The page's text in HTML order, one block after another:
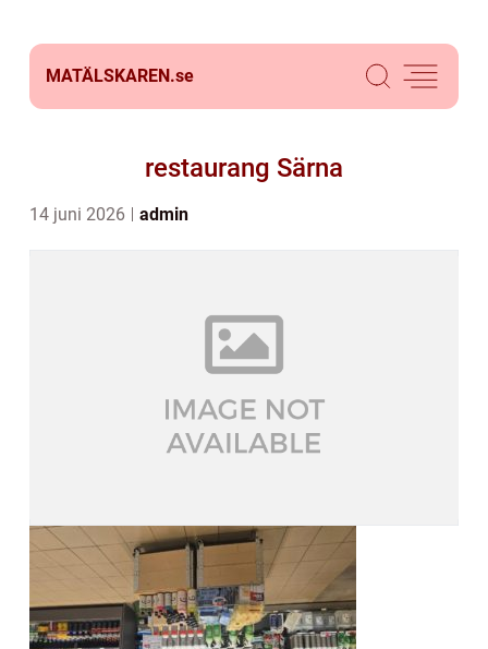
MATÄLSKAREN.se
restaurang Särna
14 juni 2026 admin